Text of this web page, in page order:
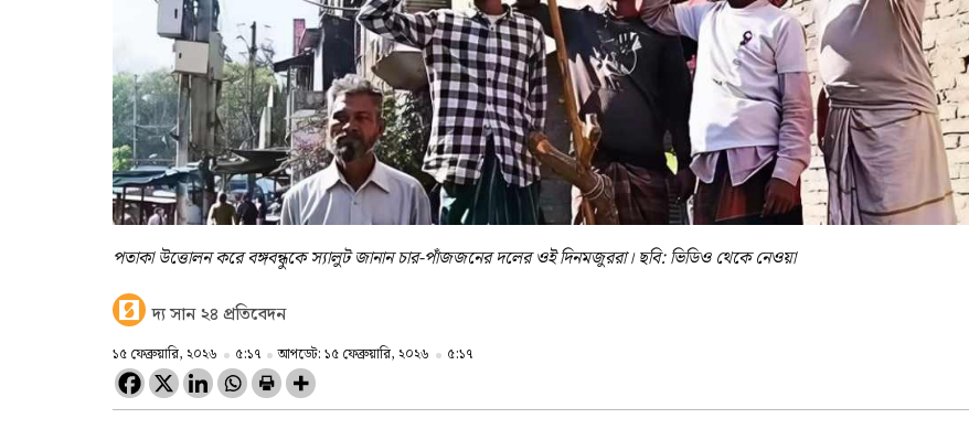
পতাকা উত্তোলন করে বঙ্গবন্ধুকে স্যালুট জানান চার-পাঁজজনের দলের ওই দিনমজুররা। ছবি: ভিডিও থেকে নেওয়া
দ্য সান ২৪ প্রতিবেদন
১৫ ফেব্রুয়ারি, ২০২৬ ৫:১৭ আপডেট: ১৫ ফেব্রুয়ারি, ২০২৬ ৫:১৭